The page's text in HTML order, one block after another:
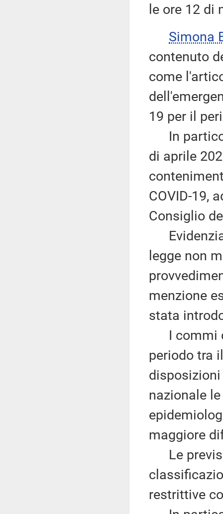
le ore 12 di
Simona
contenuto
come
19 per il
In
di aprile
COVID-19,
Consiglio
Evidenzia
legge non
menzione
stata
I commi
periodo tra
nazionale
maggiore
Le
restrittive